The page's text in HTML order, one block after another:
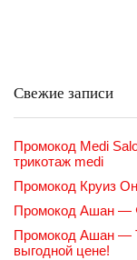
Свежие записи
Промокод Medi
трикотаж medi
Промокод Круиз
Промокод Ашан —
Промокод Ашан —
выгодной цене!